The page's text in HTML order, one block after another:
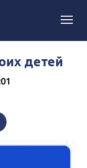
детей